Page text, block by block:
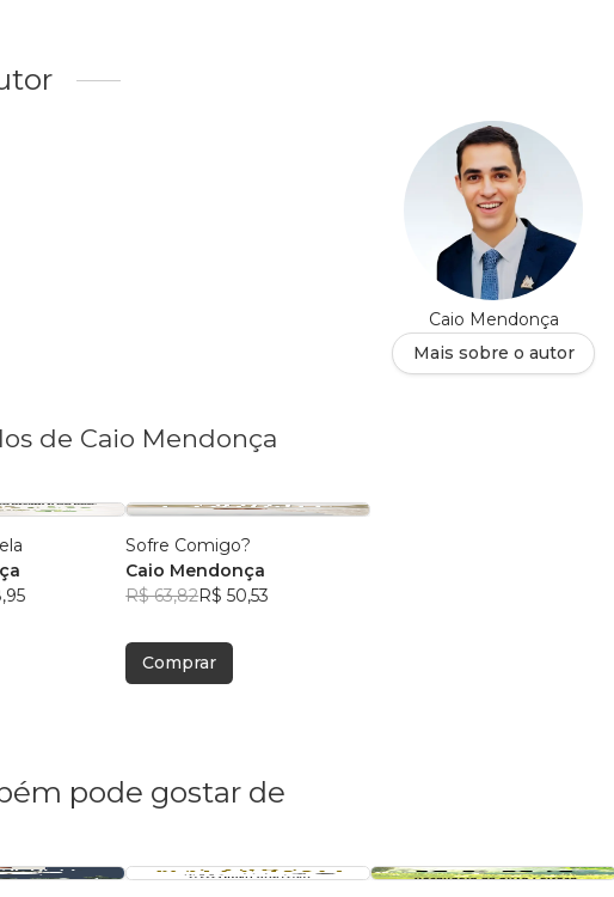
Caio Mendonça
Mais sobre o autor
de Caio Mendonça
Sofre Comigo?
Caio Mendonça
R$ 63,82R$ 50,53
Comprar
pode gostar de